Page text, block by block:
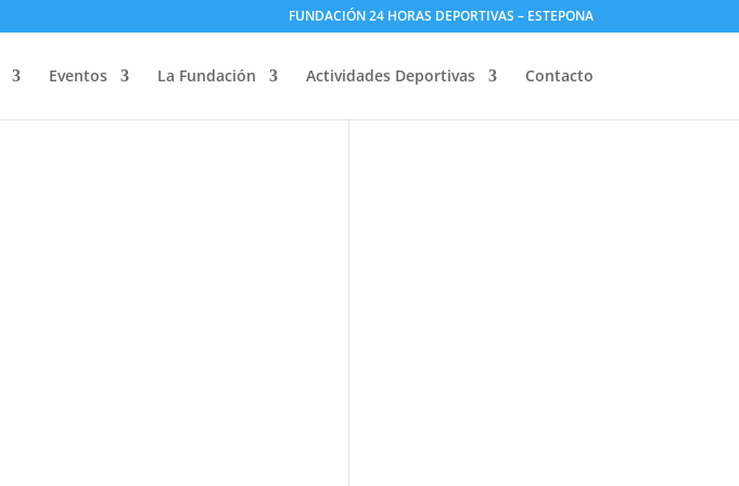
FUNDACIÓN 24 HORAS DEPORTIVAS – ESTEPONA
Eventos La Fundación Actividades Deportivas Contacto